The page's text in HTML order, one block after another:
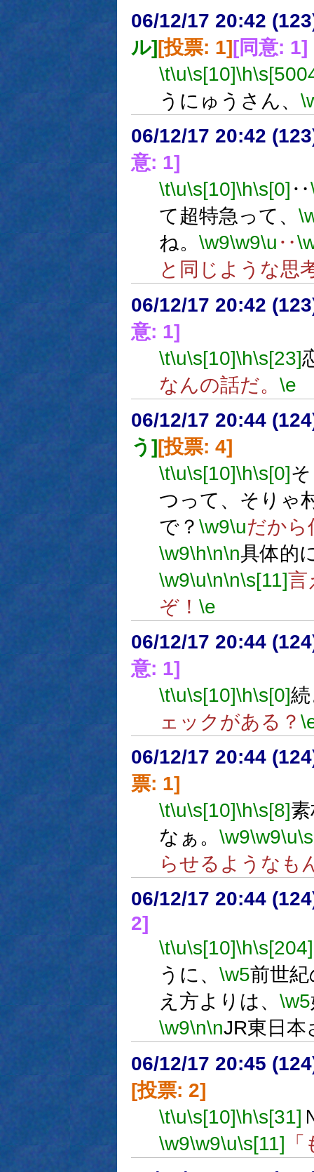
06/12/17 20:42
ル][投票: 1][同意: 1]
\t\u\s[10]\h
うにゅうさん、
06/12/17 20:42
意: 1]
\t\u\s[10]\h\s[0] ‥
て超特急って、
ね。 \w9\w9\u ‥
と同じような思
06/12/17 20:42
意: 1]
\t\u\s[10]\h\s[23]
なんの話だ。 \e
06/12/17 20:44
う][投票: 4]
\t\u\s[10]\h\s[0]
つって、そりゃ
で？ \w9\uだから
\w9\h\n\n具体的
\w9\u\n\n\s[11]言
ぞ！ \e
06/12/17 20:44
意: 1]
\t\u\s[10]\h\s[0]
ェックがある？
06/12/17 20:44
票: 1]
\t\u\s[10]\h\s[8]
なぁ。 \w9\w9\u
らせるようなも
06/12/17 20:44
2]
\t\u\s[10]\h\s[204]
うに、 \w5前世
え方よりは、 \w5
\w9\n\nJR東日本
06/12/17 20:45
[投票: 2]
\t\u\s[10]\h\s[31]
\w9\w9\u\s[11]